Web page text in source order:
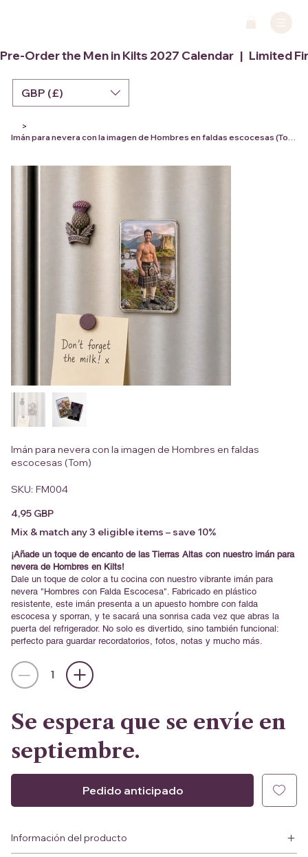
Pre-Order the Men in Kilts 2027 Calendar   |   Limited
GBP (£)
>
Imán para nevera con la imagen de Hombres en faldas
escocesas (Tom)
SKU: SKU
FM004
FM004
Precio
4,95 GBP
Mix & match any 3 eligible items – save 10%
¡Añade un toque de encanto de las Tierras Altas con nuestro imán para
nevera de Hombres en Kilts!
Dale un toque de color a tu cocina con nuestro vibrante imán para
nevera "Hombres con Falda Escocesa". Fabricado en plástico
resistente, este imán presenta a un apuesto hombre con falda
escocesa y sporran, y te sacará una sonrisa cada vez que abras la
puerta del refrigerador. No solo es divertido, sino también funcional:
perfecto para guardar recordatorios, fotos, notas y mucho más.
Se espera que se envíe en
septiembre.
Pedido anticipado
Información del producto